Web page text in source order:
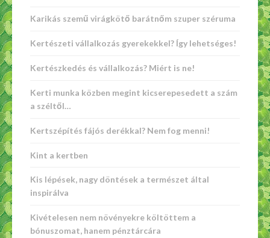
Karikás szemű virágkötő barátnőm szuper széruma
Kertészeti vállalkozás gyerekekkel? Így lehetséges!
Kertészkedés és vállalkozás? Miért is ne!
Kerti munka közben megint kicserepesedett a szám
a széltől…
Kertszépítés fájós derékkal? Nem fog menni!
Kint a kertben
Kis lépések, nagy döntések a természet által
inspirálva
Kivételesen nem növényekre költöttem a
bónuszomat, hanem pénztárcára